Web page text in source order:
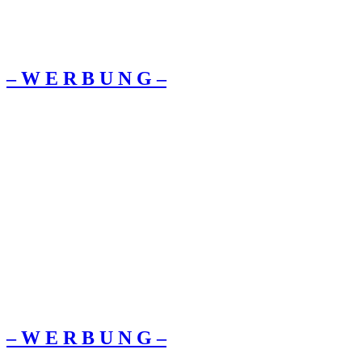
– W Ε R Β U Ν G –
– W Ε R Β U Ν G –